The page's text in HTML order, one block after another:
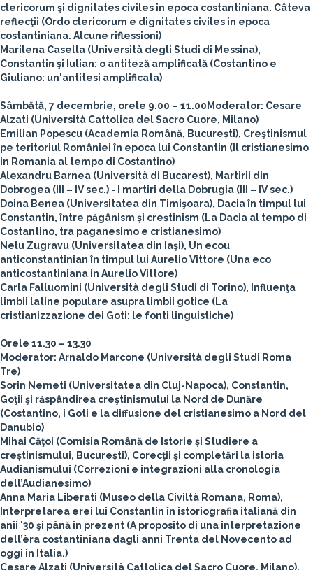
clericorum şi dignitates civiles in epoca costantiniana. Câteva
reflecţii (Ordo clericorum e dignitates civiles in epoca
costantiniana. Alcune riflessioni)
Marilena Casella (Università degli Studi di Messina),
Constantin şi Iulian: o antiteză amplificată (Costantino e
Giuliano: un'antitesi amplificata)
Sâmbătă, 7 decembrie, orele 9.00 – 11.00 Moderator: Cesare
Alzati (Università Cattolica del Sacro Cuore, Milano)
Emilian Popescu (Academia Română, București), Creştinismul
pe teritoriul României în epoca lui Constantin (Il cristianesimo
in Romania al tempo di Costantino)
Alexandru Barnea (Università di Bucarest), Martirii din
Dobrogea (III – IV sec.) - I martiri della Dobrugia (III – IV sec.)
Doina Benea (Universitatea din Timişoara), Dacia în timpul lui
Constantin, între păgânism și creștinism (La Dacia al tempo di
Costantino, tra paganesimo e cristianesimo)
Nelu Zugravu (Universitatea din Iaşi), Un ecou
anticonstantinian în timpul lui Aurelio Vittore (Una eco
anticostantiniana in Aurelio Vittore)
Carla Falluomini (Università degli Studi di Torino), Influenţa
limbii latine populare asupra limbii gotice (La
cristianizzazione dei Goti: le fonti linguistiche)
Orele 11.30 – 13.30
Moderator: Arnaldo Marcone (Università degli Studi Roma
Tre)
Sorin Nemeti (Universitatea din Cluj-Napoca), Constantin,
Goţii şi răspândirea creştinismului la Nord de Dunăre
(Costantino, i Goti e la diffusione del cristianesimo a Nord del
Danubio)
Mihai Căţoi (Comisia Română de Istorie și Studiere a
creștinismului, București), Corecţii şi completări la istoria
Audianismului (Correzioni e integrazioni alla cronologia
dell’Audianesimo)
Anna Maria Liberati (Museo della Civiltà Romana, Roma),
Interpretarea erei lui Constantin în istoriografia italiană din
anii '30 şi până în prezent (A proposito di una interpretazione
dell’èra costantiniana dagli anni Trenta del Novecento ad
oggi in Italia.)
Cesare Alzati (Università Cattolica del Sacro Cuore, Milano),